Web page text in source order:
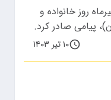
کل ارتش همزمان با 12 تیرماه روز خانواده و
پیامی صادر کرد.
۱۰ تیر ۱۴۰۳